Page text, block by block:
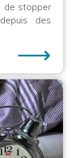
de stopper
des
⟶